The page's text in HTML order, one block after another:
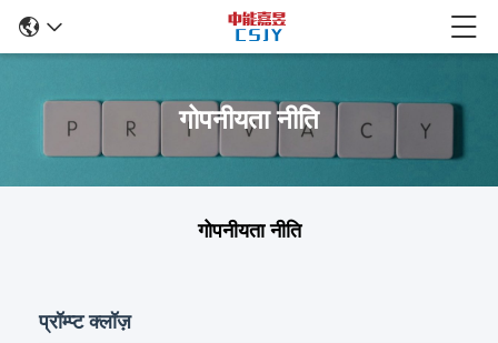
गोपनीयता नीति
गोपनीयता नीति
प्रॉम्प्ट क्लॉज़